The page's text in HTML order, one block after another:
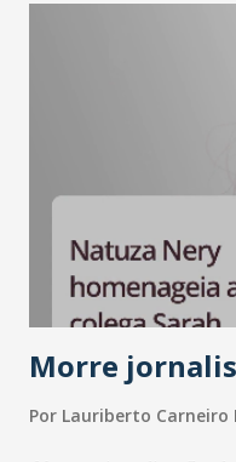
Morre
Por Lauriberto Carneiro